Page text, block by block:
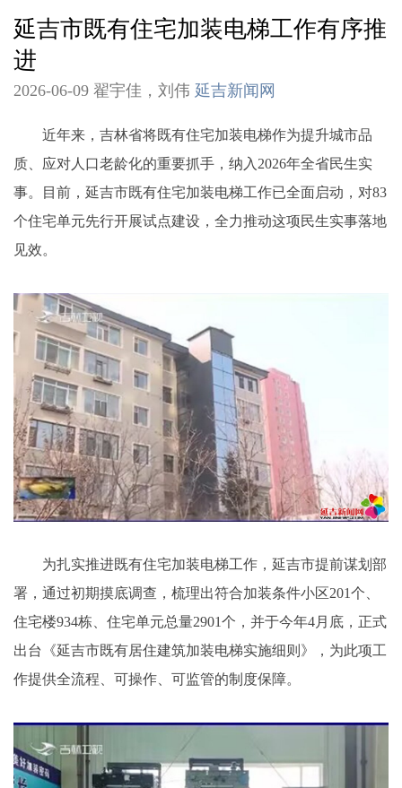
延吉市既有住宅加装电梯工作有序推
进
2026-06-09 翟宇佳，刘伟 延吉新闻网
近年来，吉林省将既有住宅加装电梯作为提升城市品
质、应对人口老龄化的重要抓手，纳入2026年全省民生实
事。目前，延吉市既有住宅加装电梯工作已全面启动，对83
个住宅单元先行开展试点建设，全力推动这项民生实事落地
见效。
为扎实推进既有住宅加装电梯工作，延吉市提前谋划部
署，通过初期摸底调查，梳理出符合加装条件小区201个、
住宅楼934栋、住宅单元总量2901个，并于今年4月底，正式
出台《延吉市既有居住建筑加装电梯实施细则》，为此项工
作提供全流程、可操作、可监管的制度保障。